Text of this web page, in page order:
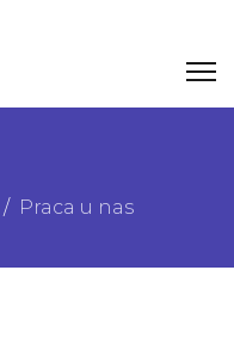
Praca u nas